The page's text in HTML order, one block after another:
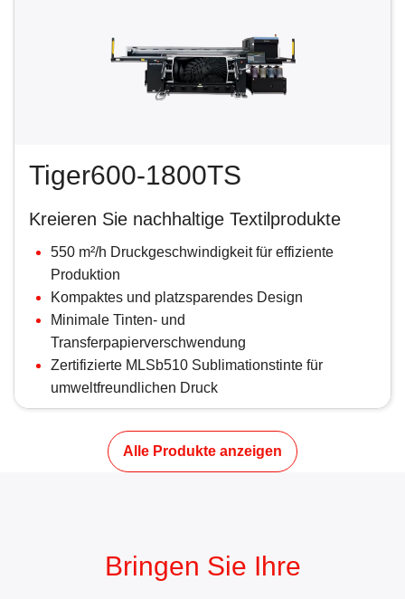
Tiger600-1800TS
Kreieren Sie nachhaltige Textilprodukte
550 m²/h Druckgeschwindigkeit für effiziente
Produktion
Kompaktes und platzsparendes Design
Minimale Tinten- und
Transferpapierverschwendung
Zertifizierte MLSb510 Sublimationstinte für
umweltfreundlichen Druck
Alle Produkte anzeigen
Bringen Sie Ihre